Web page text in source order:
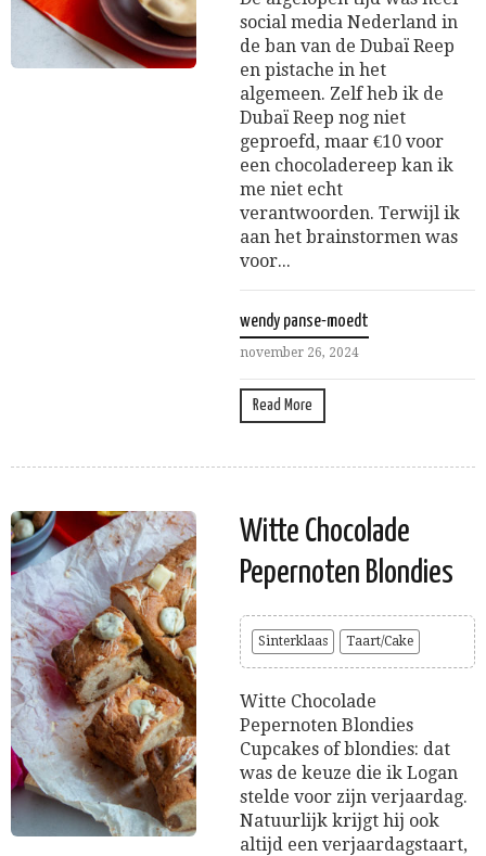
social media Nederland in
de ban van de Dubaï Reep
en pistache in het
algemeen. Zelf heb ik de
Dubaï Reep nog niet
geproefd, maar €10 voor
een chocoladereep kan ik
me niet echt
verantwoorden. Terwijl ik
aan het brainstormen was
voor...
wendy panse-moedt
november 26, 2024
Read More
Witte Chocolade
Pepernoten Blondies
Sinterklaas Taart/Cake
Witte Chocolade
Pepernoten Blondies
Cupcakes of blondies: dat
was de keuze die ik Logan
stelde voor zijn verjaardag.
Natuurlijk krijgt hij ook
altijd een verjaardagstaart,